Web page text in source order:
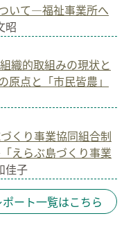
いて―福祉事業所へ
昭
織的取組みの現状と
点と「市民皆農」
くり事業協同組合制
えらぶ島づくり事業
子
ート一覧はこちら